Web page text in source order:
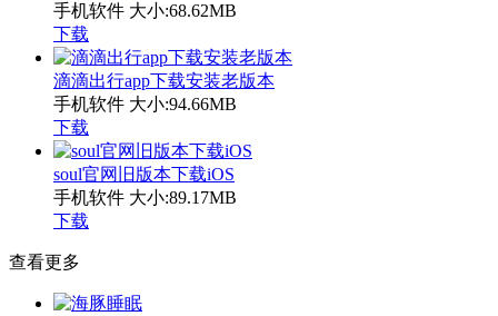
手机软件 大小:68.62MB
下载
滴滴出行app下载安装老版本
手机软件 大小:94.66MB
下载
soul官网旧版本下载iOS
手机软件 大小:89.17MB
下载
查看更多